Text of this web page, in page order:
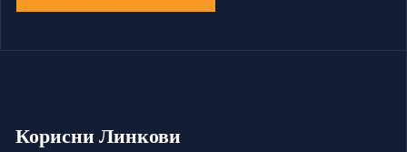
Корисни Линкови